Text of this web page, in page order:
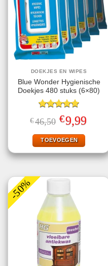
DOEKJES EN WIPES
Blue Wonder Hygienische
Doekjes 480 stuks (6×80)
Gewaardeerd
5.00uit 5
€46,50 Oorspronkelijke
prijs
was:
€46,50.
€9,99Huidige
prijs
TOEVOEGEN
-50%